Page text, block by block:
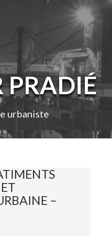
PRADIÉ
urbaniste
–